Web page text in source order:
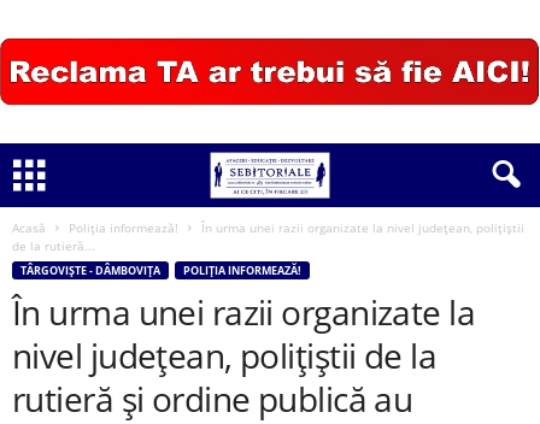
Acasă Poliția informează!
În urma unei razii organizate la nivel județean, polițiștii
de la rutieră...
TÂRGOVIȘTE - DÂMBOVIȚA POLIȚIA INFORMEAZĂ!
În urma unei razii organizate la
nivel județean, polițiștii de la
rutieră și ordine publică au